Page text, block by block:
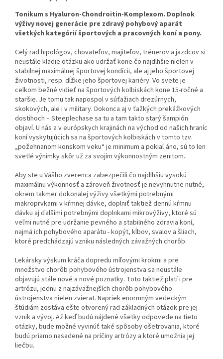
Tonikum s Hyaluron-Chondroitin-Komplexom. Doplnok
výživy novej generácie pre zdravý pohybový aparát
všetkých kategórií športových a pracovných koní a pony.
Celý rad hipológov, chovateľov, majiteľov, trénerov a jazdcov si
neustále kladie otázku ako udržať kone čo najdlhšie nielen v
stabilnej maximálnej športovej kondícii, ale aj jeho športovej
životnosti, resp. dĺžke jeho športovej kariéry. Vo svete je
celkom bežné vidieť na športových kolbiskách kone 15-ročné a
staršie. Je tomu tak napospol v súťažiach drezúrnych,
skokových, ale i v military. Dokonca aj v ťažkých prekážkových
dostihoch – Steeplechase sa tu a tam takto starý šampión
objaví. U nás a v európskych krajinách na východ od našich hraníc
koní vyskytujúcich sa na športových kolbiskách v tomto tzv.
„požehnanom konskom veku“ je minimum a pokiaľ áno, sú to len
svetlé výnimky skôr už za svojím výkonnostným zenitom..
Aby ste u Vášho zverenca zabezpečili čo najdlhšiu vysokú
maximálnu výkonnosť a zároveň životnosť je nevyhnutne nutné,
okrem takmer dokonalej výživy všetkými potrebnými
makroprvkami v kŕmnej dávke, doplniť taktiež dennú kŕmnu
dávku aj ďalšími potrebnými doplnkami mikrovýživy, ktoré sú
veľmi nutné pre udržanie pevného a stabilného zdravia koní,
najmä ich pohybového aparátu - kopýt, kĺbov, svalov a šliach,
ktoré predchádzajú vzniku následných závažných chorôb.
Lekársky výskum kráča dopredu míľovými krokmi a pre
množstvo chorôb pohybového ústrojenstva sa neustále
objavujú stále nové a nové poznatky. Toto taktiež platí i pre
artrózu, jednu z najzávažnejších chorôb pohybového
ústrojenstva nielen zvierat. Napriek enormným vedeckým
štúdiám zostáva ešte otvorený rad základných otázok pre jej
vznik a vývoj. Až keď budú nájdené všetky odpovede na tieto
otázky, bude možné vyvinúť také spôsoby ošetrovania, ktoré
budú priamo nasadené na príčiny artrózy a ktoré umožnia jej
liečbu.